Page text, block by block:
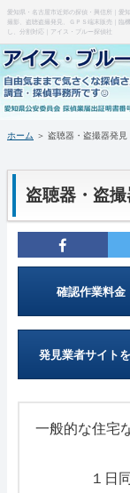
愛知県・名古屋市近郊の探偵・興信所｜愛
撮影、盗聴盗撮発見、ＧＰＳ端末販売｜臨
し、分割対応｜アイス・ブルー探偵社
ホーム
当事務所につい
特徴など(違い・
盗聴器・盗撮器
ＧＰＳ端末の紹介
お問い合わせ・
特定商取引表記
ホーム ＞ 盗聴器・盗撮器発見
盗聴器・盗
確認作業料金
発見業者サイト
一般的な住宅
１日